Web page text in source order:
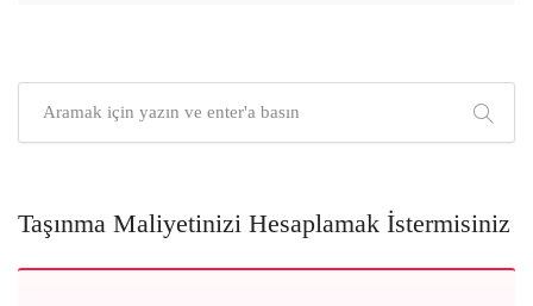
Taşınma Maliyetinizi Hesaplamak İstermisiniz